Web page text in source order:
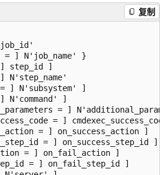
复制
= ] N'job_name' }
step_id ]
N'step_name'
] N'subsystem' ]
N'command' ]
= ]
= ]
= ] on_success_action ]
= ] on_success_step_id ]
= ] on_fail_action ]
= ] on_fail_step_id ]